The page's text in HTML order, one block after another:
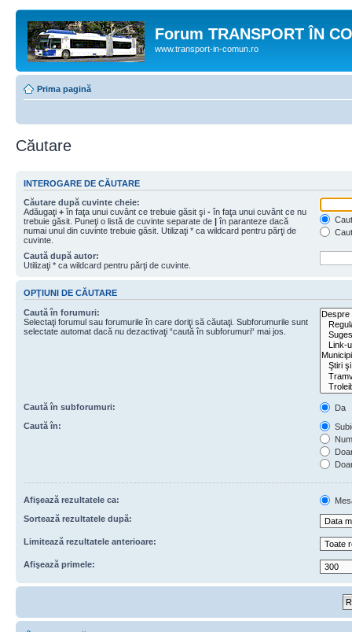
Forum TRANSPORT ÎN
www.transport-in-comun.ro
Prima pagină
Căutare
INTEROGARE DE CĂUTARE
Căutare după cuvinte cheie:
Adăugaţi + în faţa unui cuvânt ce trebuie găsit şi - în faţa unui cuvânt ce nu
trebuie găsit. Puneţi o listă de cuvinte separate de | în paranteze dacă
numai unul din cuvinte trebuie găsit. Utilizaţi * ca wildcard pentru părţi de
cuvinte.
Caută după autor:
Utilizaţi * ca wildcard pentru părţi de cuvinte.
OPŢIUNI DE CĂUTARE
Caută în forumuri:
Selectaţi forumul sau forumurile în care doriţi să căutaţi. Subforumurile sunt
selectate automat dacă nu dezactivaţi “caută în subforumuri“ mai jos.
Caută în subforumuri:
Da
Caută în:
Afişează rezultatele ca:
Sortează rezultatele după:
Limitează rezultatele anterioare:
Afişează primele: